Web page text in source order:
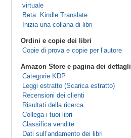
virtuale
Beta: Kindle Translate
Inizia una collana di libri
Ordini e copie dei libri
Copie di prova e copie per l’autore
Amazon Store e pagina dei dettagli
Categorie KDP
Leggi estratto (Scarica estratto)
Recensioni dei clienti
Risultati della ricerca
Collega i tuoi libri
Classifica vendite
Dati sull’andamento dei libri